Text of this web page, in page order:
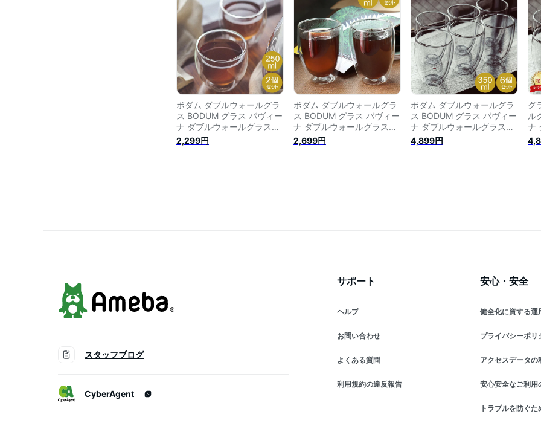
ボダム ダブルウォールグラ
ス BODUM グラス パヴィー
ナ ダブルウォールグラス
250mL 2個セット 耐熱 保温
保冷 二重構造 4558-10
2,299円
ボダム ダブルウォールグラ
ス BODUM グラス パヴィー
ナ ダブルウォールグラス
350mL 2個セット 耐熱 保
温 保冷 二重構造 4559-10
2,699円
ボダム ダブルウォールグラ
ス BODUM グラス パヴィー
ナ ダブルウォールグラス
350mL 6個セット 耐熱 保
温 保冷 二重構造 4559-10-
4,899円
グ
ル
ナ
温
スタッフブログ
CyberAgent
サポート
ヘルプ
お問い合わせ
よくある質問
利用規約の違反報告
安心・安全
健全化に資する運
プライバシーポリ
アクセスデータの
安心安全なご利用
トラブルを防ぐた